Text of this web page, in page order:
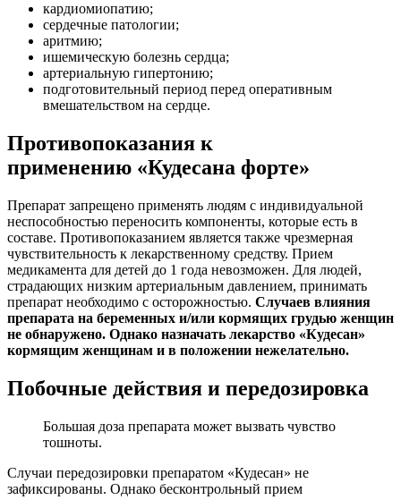
кардиомиопатию;
сердечные патологии;
аритмию;
ишемическую болезнь сердца;
артериальную гипертонию;
подготовительный период перед оперативным
вмешательством на сердце.
Противопоказания к
применению «Кудесана форте»
Препарат запрещено применять людям с индивидуальной
неспособностью переносить компоненты, которые есть в
составе. Противопоказанием является также чрезмерная
чувствительность к лекарственному средству. Прием
медикамента для детей до 1 года невозможен. Для людей,
страдающих низким артериальным давлением, принимать
препарат необходимо с осторожностью. Случаев влияния
препарата на беременных и/или кормящих грудью женщин
не обнаружено. Однако назначать лекарство «Кудесан»
кормящим женщинам и в положении нежелательно.
Побочные действия и передозировка
Большая доза препарата может вызвать чувство
тошноты.
Случаи передозировки препаратом «Кудесан» не
зафиксированы. Однако бесконтрольный прием